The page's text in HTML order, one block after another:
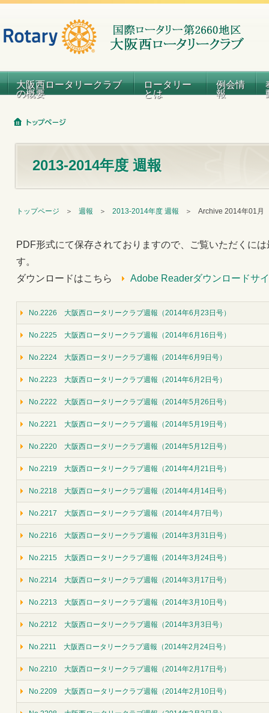
大阪西ロータリークラブ
の概要
ロータリー
とは
例会情
報
2013-2014年度 週報
トップページ ＞ 週報 ＞ 2013-2014年度 週報 ＞ Archive 2014年01月
PDF形式にて保存されておりますので、ご覧いただくに
す。
ダウンロードはこちら
Adobe Readerダウンロードサ
No.2226 大阪西ロータリークラブ週報（2014年6月23日号）
No.2225 大阪西ロータリークラブ週報（2014年6月16日号）
No.2224 大阪西ロータリークラブ週報（2014年6月9日号）
No.2223 大阪西ロータリークラブ週報（2014年6月2日号）
No.2222 大阪西ロータリークラブ週報（2014年5月26日号）
No.2221 大阪西ロータリークラブ週報（2014年5月19日号）
No.2220 大阪西ロータリークラブ週報（2014年5月12日号）
No.2219 大阪西ロータリークラブ週報（2014年4月21日号）
No.2218 大阪西ロータリークラブ週報（2014年4月14日号）
No.2217 大阪西ロータリークラブ週報（2014年4月7日号）
No.2216 大阪西ロータリークラブ週報（2014年3月31日号）
No.2215 大阪西ロータリークラブ週報（2014年3月24日号）
No.2214 大阪西ロータリークラブ週報（2014年3月17日号）
No.2213 大阪西ロータリークラブ週報（2014年3月10日号）
No.2212 大阪西ロータリークラブ週報（2014年3月3日号）
No.2211 大阪西ロータリークラブ週報（2014年2月24日号）
No.2210 大阪西ロータリークラブ週報（2014年2月17日号）
No.2209 大阪西ロータリークラブ週報（2014年2月10日号）